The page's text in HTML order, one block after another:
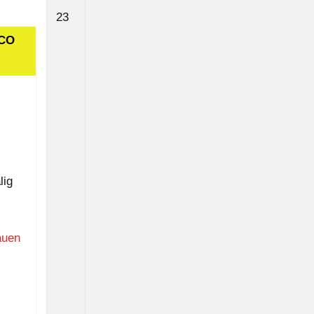
2323.